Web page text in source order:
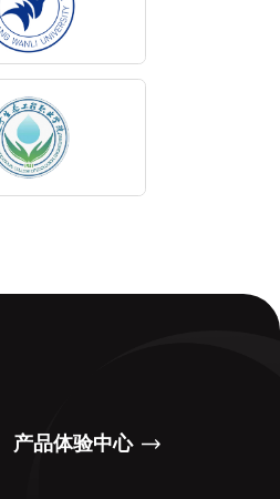
产品体验中心